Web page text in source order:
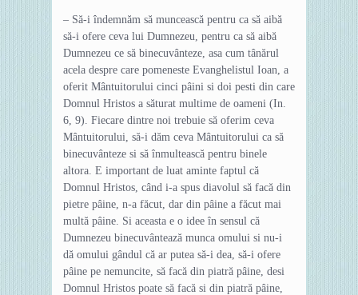
– Să-i îndemnăm să muncească pentru ca să aibă
să-i ofere ceva lui Dumnezeu, pentru ca să aibă
Dumnezeu ce să binecuvânteze, asa cum tânărul
acela despre care pomeneste Evanghelistul Ioan, a
oferit Mântuitorului cinci pâini si doi pesti din care
Domnul Hristos a săturat multime de oameni (In.
6, 9). Fiecare dintre noi trebuie să oferim ceva
Mântuitorului, să-i dăm ceva Mântuitorului ca să
binecuvânteze si să înmultească pentru binele
altora. E important de luat aminte faptul că
Domnul Hristos, când i-a spus diavolul să facă din
pietre pâine, n-a făcut, dar din pâine a făcut mai
multă pâine. Si aceasta e o idee în sensul că
Dumnezeu binecuvântează munca omului si nu-i
dă omului gândul că ar putea să-i dea, să-i ofere
pâine pe nemuncite, să facă din piatră pâine, desi
Domnul Hristos poate să facă si din piatră pâine,